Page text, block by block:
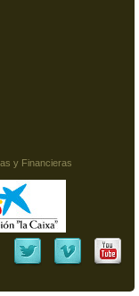
y Financieras